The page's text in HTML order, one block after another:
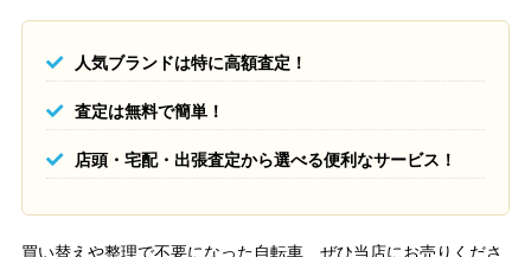
人気ブランドは特に高額査定！
査定は無料で簡単！
店頭・宅配・出張査定から選べる便利なサービス！
買い替えや整理で不要になった自転車、ぜひ当店にお売りくださ